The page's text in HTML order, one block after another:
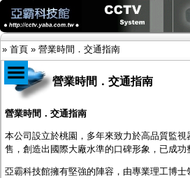
» 首頁 » 營業時間．交通指南
商品目錄
限時促銷特惠專案
IP網路攝影機及錄放影機
AHD半球型(適用屋內)
營業時間．交通指南
營業時間．交通指南
本公司設立於桃園，多年來致力於高品質監
售，創造出國際大廠水準的口碑形象，已成功
亞霸科技館擁有堅強的陣容，由專業理工博